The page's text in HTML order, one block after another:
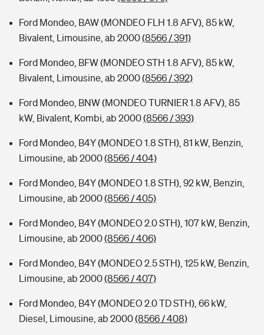
Ford Mondeo, BAW (MONDEO FLH 1.8 AFV), 85 kW,
Bivalent, Limousine, ab 2000(8566 / 391)
Ford Mondeo, BFW (MONDEO STH 1.8 AFV), 85 kW,
Bivalent, Limousine, ab 2000(8566 / 392)
Ford Mondeo, BNW (MONDEO TURNIER 1.8 AFV), 85
kW, Bivalent, Kombi, ab 2000(8566 / 393)
Ford Mondeo, B4Y (MONDEO 1.8 STH), 81 kW, Benzin,
Limousine, ab 2000(8566 / 404)
Ford Mondeo, B4Y (MONDEO 1.8 STH), 92 kW, Benzin,
Limousine, ab 2000(8566 / 405)
Ford Mondeo, B4Y (MONDEO 2.0 STH), 107 kW, Benzin,
Limousine, ab 2000(8566 / 406)
Ford Mondeo, B4Y (MONDEO 2.5 STH), 125 kW, Benzin,
Limousine, ab 2000(8566 / 407)
Ford Mondeo, B4Y (MONDEO 2.0 TD STH), 66 kW,
Diesel, Limousine, ab 2000(8566 / 408)